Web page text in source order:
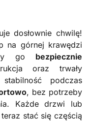
dosłownie chwilę!
na górnej krawędzi
go bezpiecznie
oraz trwały
podczas
, bez potrzeby
Każde drzwi lub
stać się częścią